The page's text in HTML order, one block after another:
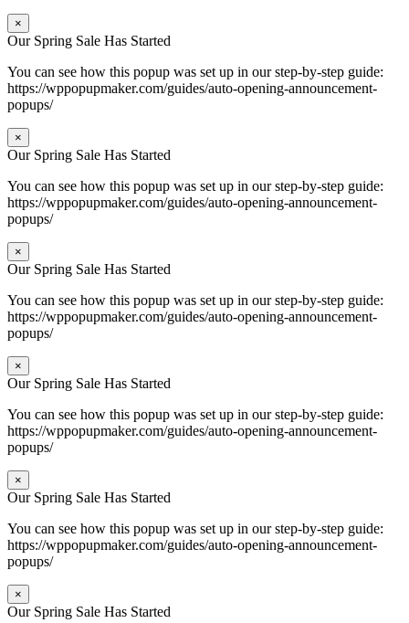
×
Our Spring Sale Has Started
You can see how this popup was set up in our step-by-step guide:
https://wppopupmaker.com/guides/auto-opening-announcement-
popups/
×
Our Spring Sale Has Started
You can see how this popup was set up in our step-by-step guide:
https://wppopupmaker.com/guides/auto-opening-announcement-
popups/
×
Our Spring Sale Has Started
You can see how this popup was set up in our step-by-step guide:
https://wppopupmaker.com/guides/auto-opening-announcement-
popups/
×
Our Spring Sale Has Started
You can see how this popup was set up in our step-by-step guide:
https://wppopupmaker.com/guides/auto-opening-announcement-
popups/
×
Our Spring Sale Has Started
You can see how this popup was set up in our step-by-step guide:
https://wppopupmaker.com/guides/auto-opening-announcement-
popups/
×
Our Spring Sale Has Started